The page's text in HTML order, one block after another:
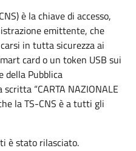
è la chiave di accesso,
emittente, che
in tutta sicurezza ai
card o un token USB sui
della Pubblica
“CARTA NAZIONALE
la TS-CNS è a tutti gli
è stato rilasciato.